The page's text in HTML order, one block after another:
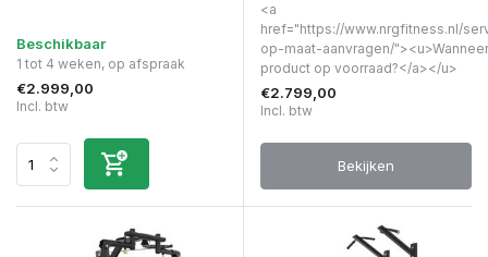
Beschikbaar
1 tot 4 weken, op afspraak
€2.999,00
Incl. btw
<a
href="https://www.nrgfitness.nl/
op-maat-aanvragen/
product op voorraad?</a></u>
€2.799,00
Incl. btw
Bekijken